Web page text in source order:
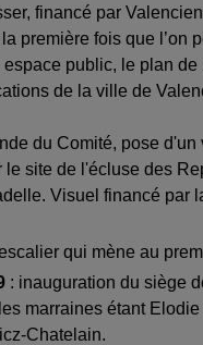
financé par
première fois que l’on
public, le plan de
de la ville de
du Comité, pose d'un
le site de l'écluse des
Visuel financé par
qui mène au
: inauguration du siège
marraines étant
Chatelain.